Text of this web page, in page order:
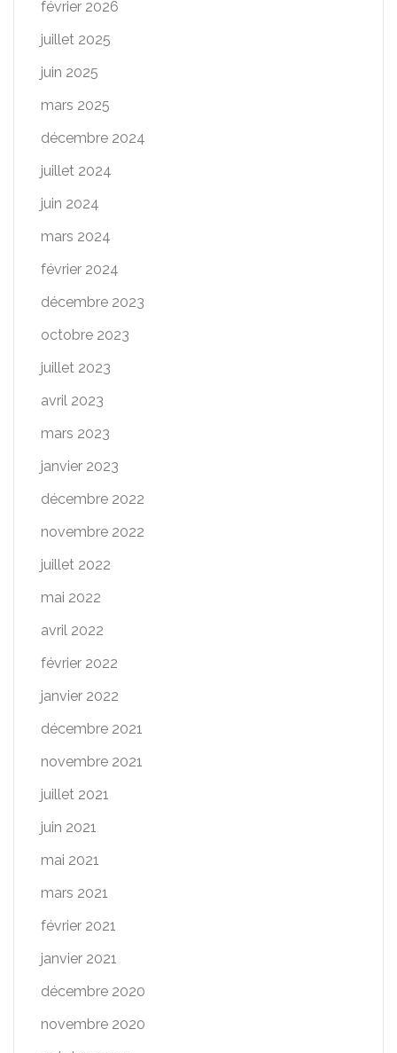
février 2026
juillet 2025
juin 2025
mars 2025
décembre 2024
juillet 2024
juin 2024
mars 2024
février 2024
décembre 2023
octobre 2023
juillet 2023
avril 2023
mars 2023
janvier 2023
décembre 2022
novembre 2022
juillet 2022
mai 2022
avril 2022
février 2022
janvier 2022
décembre 2021
novembre 2021
juillet 2021
juin 2021
mai 2021
mars 2021
février 2021
janvier 2021
décembre 2020
novembre 2020